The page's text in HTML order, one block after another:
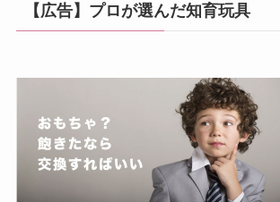
【広告】プロが選んだ知育玩具